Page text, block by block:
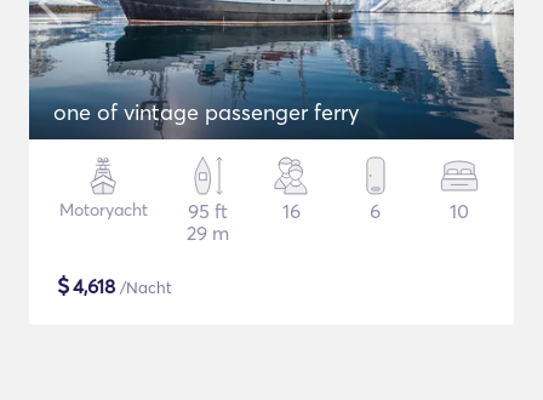
one of vintage passenger ferry
Motoryacht
95 ft
29 m
16 6 10
$4,618 /Nacht